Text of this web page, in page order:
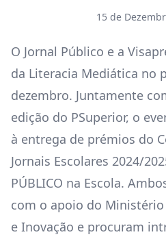
15 de
O Jornal Público e a
da Literacia Mediática no
dezembro. Juntamente
edição do PSuperior, o
à entrega de prémios do
Jornais Escolares 2024/
PÚBLICO na Escola.
com o apoio do Ministério
e Inovação e procuram